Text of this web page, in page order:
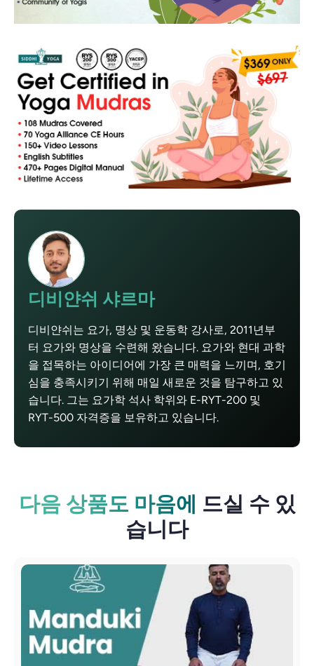
디비얀쉬 샤르마
디비얀쉬는 요가, 명상 및 운동학 강사로, 2011년부
터 요가와 명상을 수련해 왔습니다. 요가와 현대 과학
을 접목하는 아이디어에 가장 큰 매력을 느끼며, 호기
심을 충족시키기 위해 매일 새로운 것을 탐구하고 있
습니다. 그는 요가학 석사 학위와 E-RYT-200 및
RYT-500 자격증을 보유하고 있습니다.
다음 상품도 마음에 드실 수 있
습니다